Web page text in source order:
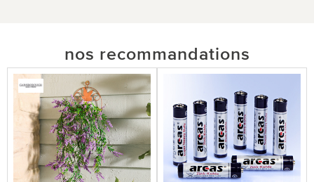
nos recommandations